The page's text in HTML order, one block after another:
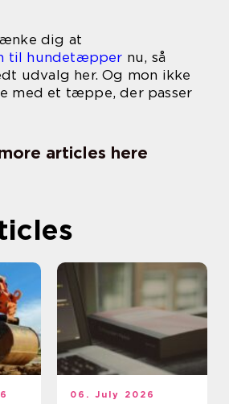
dig at
til hundetæpper nu, så
udvalg her. Og mon ikke
med et tæppe, der passer
articles here
06. July 2026